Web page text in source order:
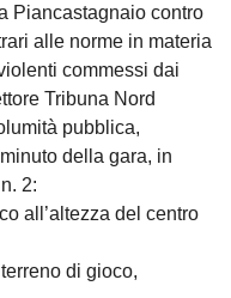
Piancastagnaio contro
alle norme in materia
commessi dai
Tribuna Nord
pubblica,
della gara, in
2:
all’altezza del centro
di gioco,